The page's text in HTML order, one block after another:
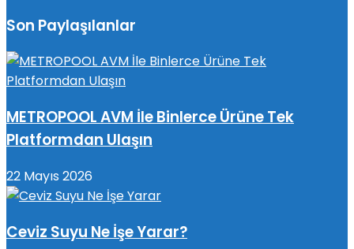
Son Paylaşılanlar
METROPOOL AVM İle Binlerce Ürüne Tek
Platformdan Ulaşın
22 Mayıs 2026
Ceviz Suyu Ne İşe Yarar?